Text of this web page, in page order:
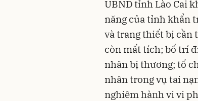
UBND tỉnh Lào Cai
năng của tỉnh khẩn
và trang thiết bị cần
còn mất tích; bố trí
nhân bị thương; tổ
nhân trong vụ tai
nghiêm hành vi vi